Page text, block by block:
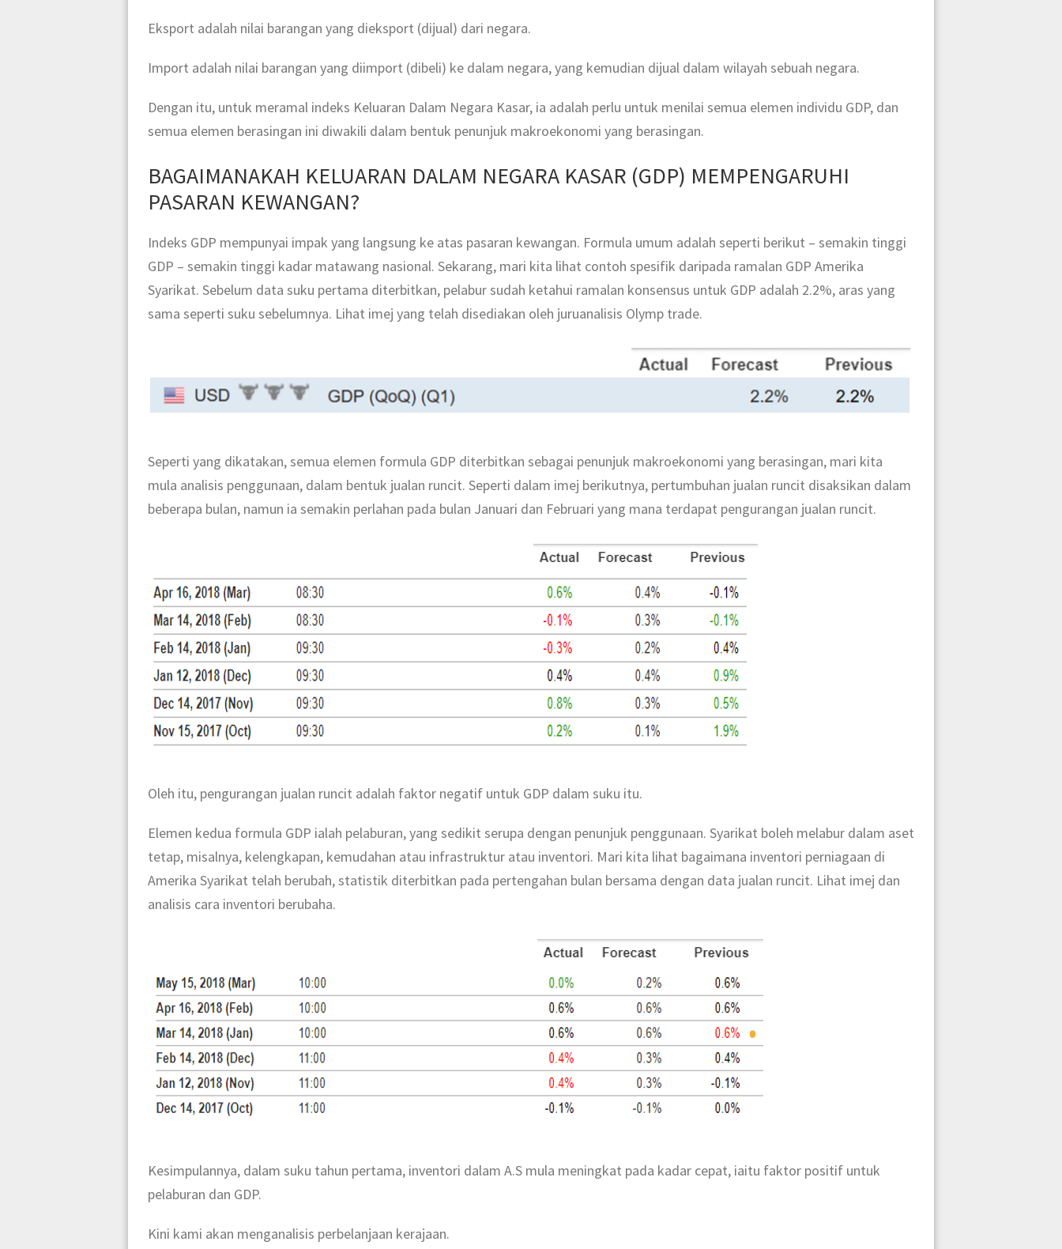
Eksport adalah nilai barangan yang dieksport (dijual) dari negara.
Import adalah nilai barangan yang diimport (dibeli) ke dalam negara, yang kemudian dijual dalam wilayah sebuah negara.
Dengan itu, untuk meramal indeks Keluaran Dalam Negara Kasar, ia adalah perlu untuk menilai semua elemen individu GDP, dan
semua elemen berasingan ini diwakili dalam bentuk penunjuk makroekonomi yang berasingan.
BAGAIMANAKAH KELUARAN DALAM NEGARA KASAR (GDP) MEMPENGARUHI
PASARAN KEWANGAN?
Indeks GDP mempunyai impak yang langsung ke atas pasaran kewangan. Formula umum adalah seperti berikut – semakin tinggi
GDP – semakin tinggi kadar matawang nasional. Sekarang, mari kita lihat contoh spesifik daripada ramalan GDP Amerika
Syarikat. Sebelum data suku pertama diterbitkan, pelabur sudah ketahui ramalan konsensus untuk GDP adalah 2.2%, aras yang
sama seperti suku sebelumnya. Lihat imej yang telah disediakan oleh juruanalisis Olymp trade.
Seperti yang dikatakan, semua elemen formula GDP diterbitkan sebagai penunjuk makroekonomi yang berasingan, mari kita
mula analisis penggunaan, dalam bentuk jualan runcit. Seperti dalam imej berikutnya, pertumbuhan jualan runcit disaksikan dalam
beberapa bulan, namun ia semakin perlahan pada bulan Januari dan Februari yang mana terdapat pengurangan jualan runcit.
Oleh itu, pengurangan jualan runcit adalah faktor negatif untuk GDP dalam suku itu.
Elemen kedua formula GDP ialah pelaburan, yang sedikit serupa dengan penunjuk penggunaan. Syarikat boleh melabur dalam aset
tetap, misalnya, kelengkapan, kemudahan atau infrastruktur atau inventori. Mari kita lihat bagaimana inventori perniagaan di
Amerika Syarikat telah berubah, statistik diterbitkan pada pertengahan bulan bersama dengan data jualan runcit. Lihat imej dan
analisis cara inventori berubaha.
Kesimpulannya, dalam suku tahun pertama, inventori dalam A.S mula meningkat pada kadar cepat, iaitu faktor positif untuk
pelaburan dan GDP.
Kini kami akan menganalisis perbelanjaan kerajaan.